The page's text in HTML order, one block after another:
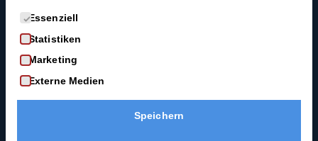
Joch
3
Minuten
Joch
Guide
Es folgt eine Liste der Service-Gruppen, für die eine
Essenziell
Statistiken
Marketing
Externe Medien
Speichern